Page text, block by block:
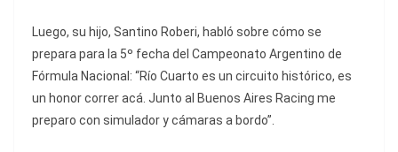
Luego, su hijo, Santino Roberi, habló sobre cómo se
prepara para la 5º fecha del Campeonato Argentino de
Fórmula Nacional: “Río Cuarto es un circuito histórico, es
un honor correr acá. Junto al Buenos Aires Racing me
preparo con simulador y cámaras a bordo”.